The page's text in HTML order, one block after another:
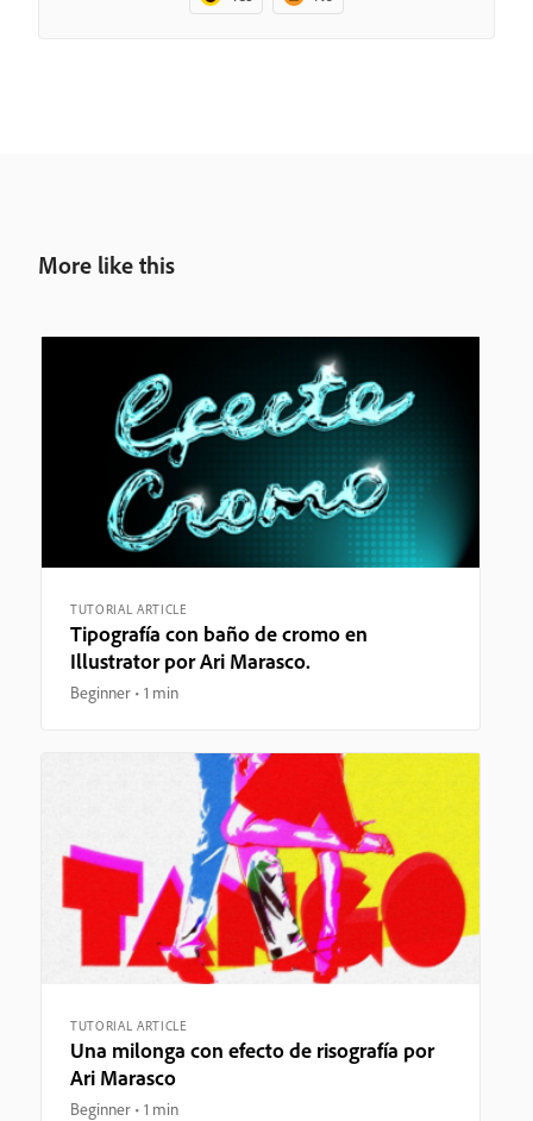
More like this
TUTORIAL ARTICLE
Tipografía con baño de cromo en
Illustrator por Ari Marasco.
Beginner 1 min
TUTORIAL ARTICLE
Una milonga con efecto de risografía por
Ari Marasco
Beginner 1 min